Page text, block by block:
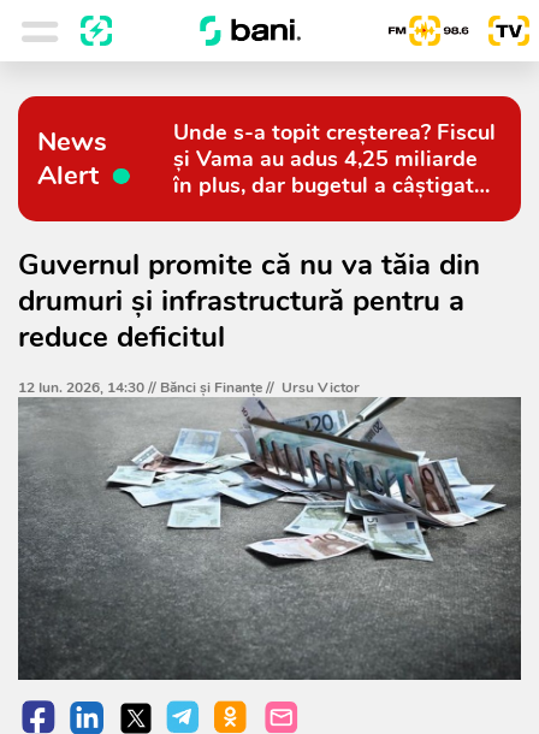
News
Alert
Unde s-a topit creșterea? Fiscul
și Vama au adus 4,25 miliarde
în plus, dar bugetul a câștigat
Guvernul promite că nu va tăia din
drumuri și infrastructură pentru a
reduce deficitul
12 Iun. 2026, 14:30 // Bănci şi Finanţe// Ursu Victor